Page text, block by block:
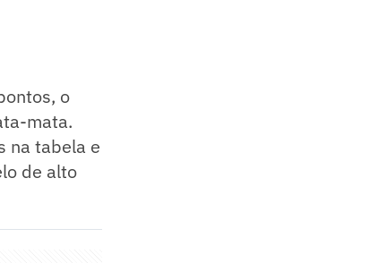
o
mata.
na tabela e
de alto